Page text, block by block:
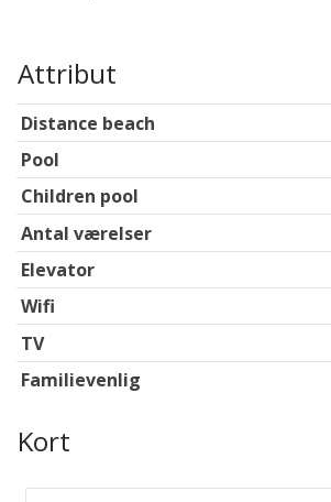
Attribut
Distance beach
Pool
Children pool
Antal værelser
Elevator
Wifi
TV
Familievenlig
Kort